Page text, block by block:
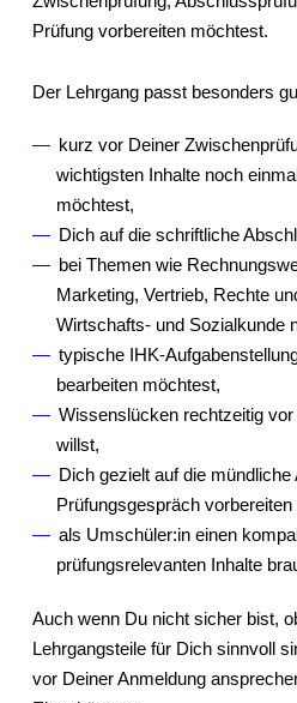
Prüfung vorbereiten möchtest.
Der Lehrgang passt besonders
kurz vor Deiner
wichtigsten Inhalte noch
möchtest,
Dich auf die schriftliche
bei Themen wie
Marketing, Vertrieb, Rechte
Wirtschafts- und Sozialkunde
typische IHK-
bearbeiten möchtest,
Wissenslücken rechtzeitig
willst,
Dich gezielt auf die
Prüfungsgespräch
als Umschüler:in einen
prüfungsrelevanten Inhalte
Auch wenn Du nicht sicher bist,
Lehrgangsteile für Dich sinnvoll
vor Deiner Anmeldung